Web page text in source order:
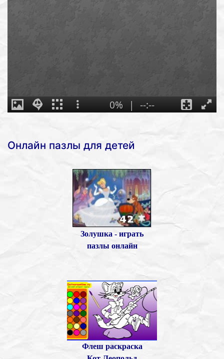
Онлайн пазлы для детей
Золушка - играть
пазлы онлайн
Флеш раскраска